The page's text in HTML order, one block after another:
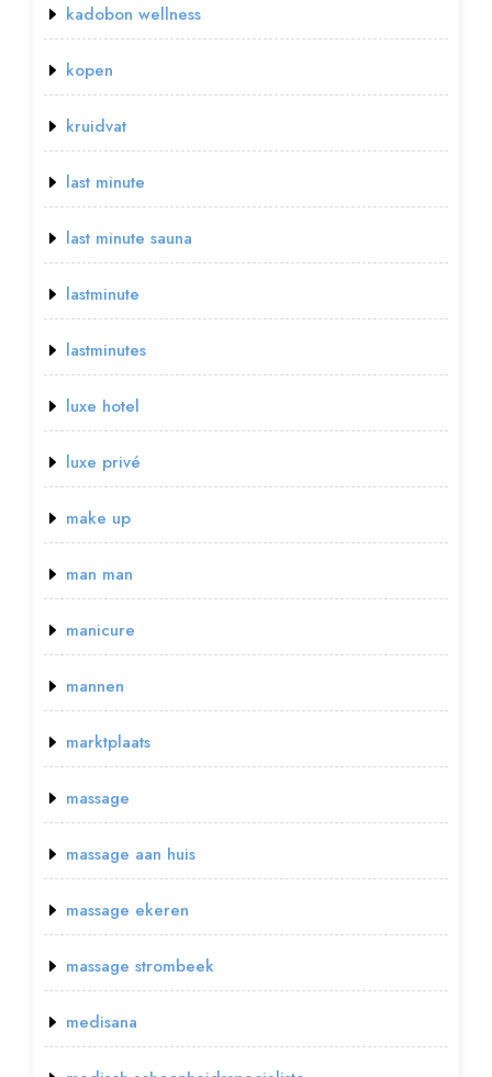
kadobon wellness
kopen
kruidvat
last minute
last minute sauna
lastminute
lastminutes
luxe hotel
luxe privé
make up
man man
manicure
mannen
marktplaats
massage
massage aan huis
massage ekeren
massage strombeek
medisana